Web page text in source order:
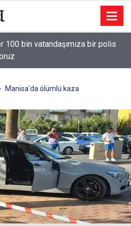
100 bin vatandaşımıza bir polis
Manisa'da ölümlü kaza